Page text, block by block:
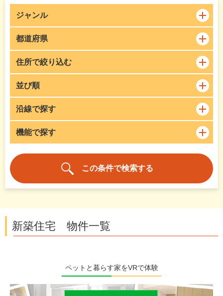
ジャンル
都道府県
住所で絞り込む
並び順
沿線で探す
機能で探す
新築住宅 物件一覧
ペットと暮らす家をVRで体験